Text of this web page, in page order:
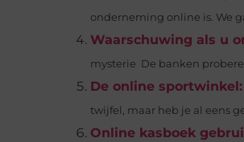
onderneming online is. We
Waarschuwing als u
mysterie De banken
De online
twijfel, maar heb je al eens
Online kasboek